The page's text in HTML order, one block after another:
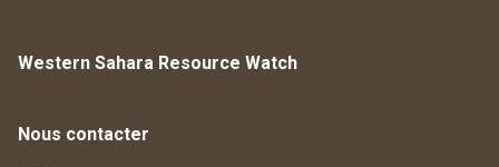
Western Sahara Resource Watch
Nous contacter